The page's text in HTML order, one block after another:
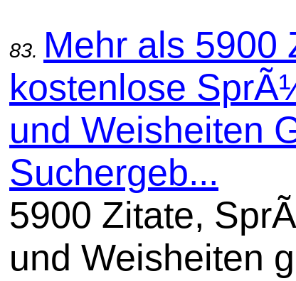
83. Mehr als 5900
kostenlose
und Weisheiten
Suchergeb...
5900 Zitate,
und Weisheiten